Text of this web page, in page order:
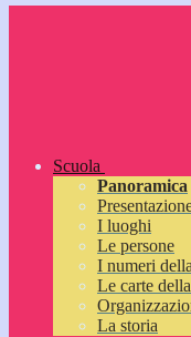
Scuola
Panoramica
I luoghi
Le persone
I numeri
Le carte
La storia